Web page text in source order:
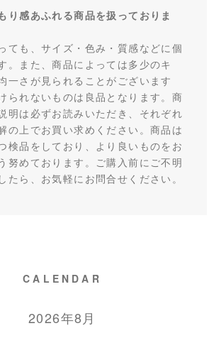
り感あふれる商品を扱っておりま
ても、サイズ・色み・質感などに個
。また、商品によっては多少のキ
一さが見られることがございます
られないものは良品となります。商
明は必ずお読みいただき、それぞれ
の上でお買い求めください。商品は
検品をしており、より良いものをお
努めております。ご購入前にご不明
たら、お気軽にお問合せください。
CALENDAR
2026年8月